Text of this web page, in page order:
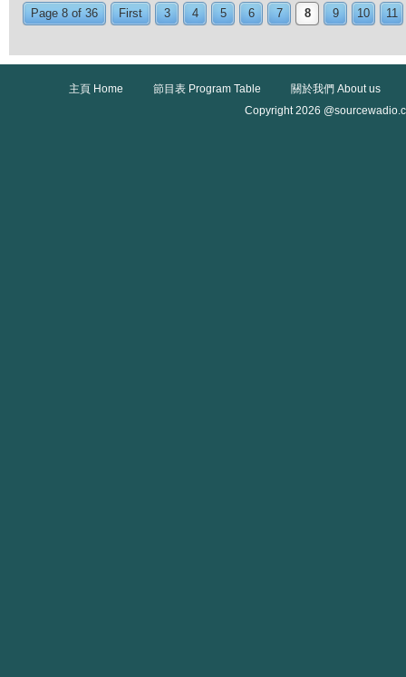
Page 8 of 36 First 3 4 5 6 7 8 9 10 11
主頁 Home 節目表 Program Table
關於我們 About us
Copyright 2026